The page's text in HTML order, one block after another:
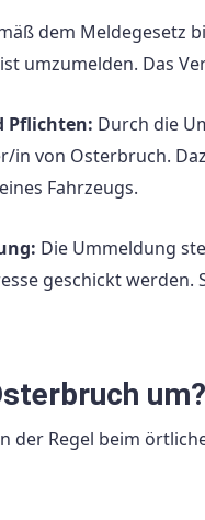
dem Meldegesetz
umzumelden. Das
Pflichten: Durch die
in von Osterbruch.
Fahrzeugs.
Die Ummeldung
geschickt
um?
der Regel beim